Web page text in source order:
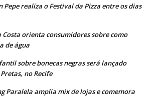
Pepe realiza o Festival da Pizza entre os dias
Costa orienta consumidores sobre como
de água
sobre bonecas negras será lançado
no Recife
Paralela amplia mix de lojas e comemora